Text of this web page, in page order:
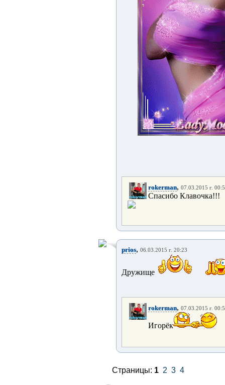
rokerman, 07.03.2015 г.
Спасибо Клавочка!!!
prios, 06.03.2015 г. 20:23
Дружище
rokerman, 07.03.2015 г.
Игорёк
Страницы: 1 2 3 4